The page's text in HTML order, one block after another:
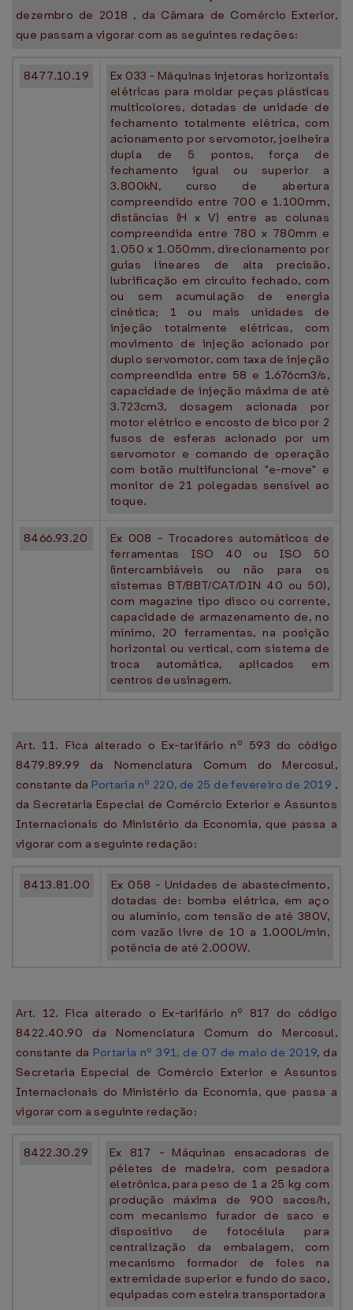
dezembro de 2018 , da Câmara de Comércio Exterior,
que passam a vigorar com as seguintes redações:
8477.10.19
Ex 033 - Máquinas injetoras horizontais
elétricas para moldar peças plásticas
multicolores, dotadas de unidade de
fechamento totalmente elétrica, com
acionamento por servomotor, joelheira
dupla de 5 pontos, força de
fechamento igual ou superior a
3.800kN, curso de abertura
compreendido entre 700 e 1.100mm,
distâncias (H x V) entre as colunas
compreendida entre 780 x 780mm e
1.050 x 1.050mm, direcionamento por
guias lineares de alta precisão,
lubrificação em circuito fechado, com
ou sem acumulação de energia
cinética; 1 ou mais unidades de
injeção totalmente elétricas, com
movimento de injeção acionado por
duplo servomotor, com taxa de injeção
compreendida entre 58 e 1.676cm3/s,
capacidade de injeção máxima de até
3.723cm3, dosagem acionada por
motor elétrico e encosto de bico por 2
fusos de esferas acionado por um
servomotor e comando de operação
com botão multifuncional "e-move" e
monitor de 21 polegadas sensível ao
toque.
8466.93.20
Ex 008 - Trocadores automáticos de
ferramentas ISO 40 ou ISO 50
(intercambiáveis ou não para os
sistemas BT/BBT/CAT/DIN 40 ou 50),
com magazine tipo disco ou corrente,
capacidade de armazenamento de, no
mínimo, 20 ferramentas, na posição
horizontal ou vertical, com sistema de
troca automática, aplicados em
centros de usinagem.
Art. 11. Fica alterado o Ex-tarifário nº 593 do código
8479.89.99 da Nomenclatura Comum do Mercosul,
constante da Portaria nº 220, de 25 de fevereiro de 2019 ,
da Secretaria Especial de Comércio Exterior e Assuntos
Internacionais do Ministério da Economia, que passa a
vigorar com a seguinte redação:
8413.81.00
Ex 058 - Unidades de abastecimento,
dotadas de: bomba elétrica, em aço
ou alumínio, com tensão de até 380V,
com vazão livre de 10 a 1.000L/min,
potência de até 2.000W.
Art. 12. Fica alterado o Ex-tarifário nº 817 do código
8422.40.90 da Nomenclatura Comum do Mercosul,
constante da Portaria nº 391, de 07 de maio de 2019, da
Secretaria Especial de Comércio Exterior e Assuntos
Internacionais do Ministério da Economia, que passa a
vigorar com a seguinte redação:
8422.30.29
Ex 817 - Máquinas ensacadoras de
péletes de madeira, com pesadora
eletrônica, para peso de 1 a 25 kg com
produção máxima de 900 sacos/h,
com mecanismo furador de saco e
dispositivo de fotocélula para
centralização da embalagem, com
mecanismo formador de foles na
extremidade superior e fundo do saco,
equipadas com esteira transportadora